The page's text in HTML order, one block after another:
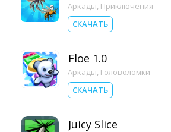
Аркады, Приключения
СКАЧАТЬ
Floe 1.0
Аркады, Головоломки
СКАЧАТЬ
Juicy Slice